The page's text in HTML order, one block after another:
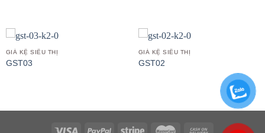
GIÁ KỆ SIÊU THỊ
GST03
GIÁ KỆ SIÊU THỊ
GST02